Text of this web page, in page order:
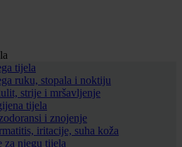
tijela
ruku, stopala i noktiju
strije i mršavljenje
tijela
i znojenje
iritacije, suha koža
za njegu tijela